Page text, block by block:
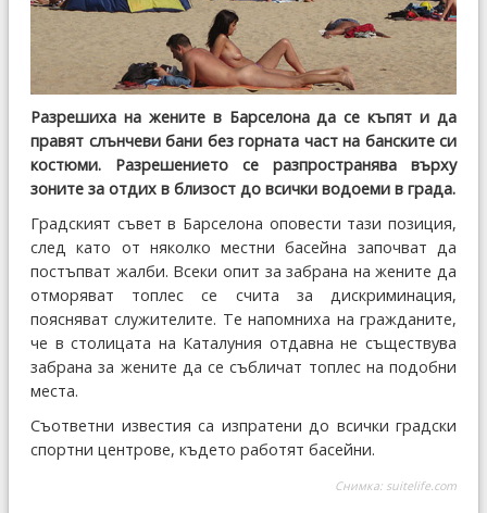
Разрешиха на жените в Барселона да се къпят и да
правят слънчеви бани без горната част на банските си
костюми. Разрешението се разпространява върху
зоните за отдих в близост до всички водоеми в града.
Градският съвет в Барселона оповести тази позиция,
след като от няколко местни басейна започват да
постъпват жалби. Всеки опит за забрана на жените да
отморяват топлес се счита за дискриминация,
поясняват служителите. Те напомниха на гражданите,
че в столицата на Каталуния отдавна не съществува
забрана за жените да се събличат топлес на подобни
места.
Съответни известия са изпратени до всички градски
спортни центрове, където работят басейни.
Снимка: suitelife.com